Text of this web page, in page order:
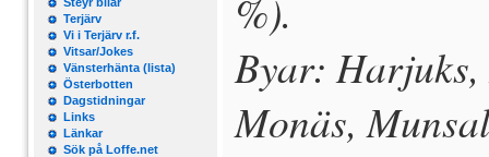
Terjärv
Vi i Terjärv r.f.
Vitsar/Jokes
Vänsterhänta (lista)
Österbotten
Dagstidningar
Links
Länkar
Sök på Loffe.net
%).
Byar:
Monäs,